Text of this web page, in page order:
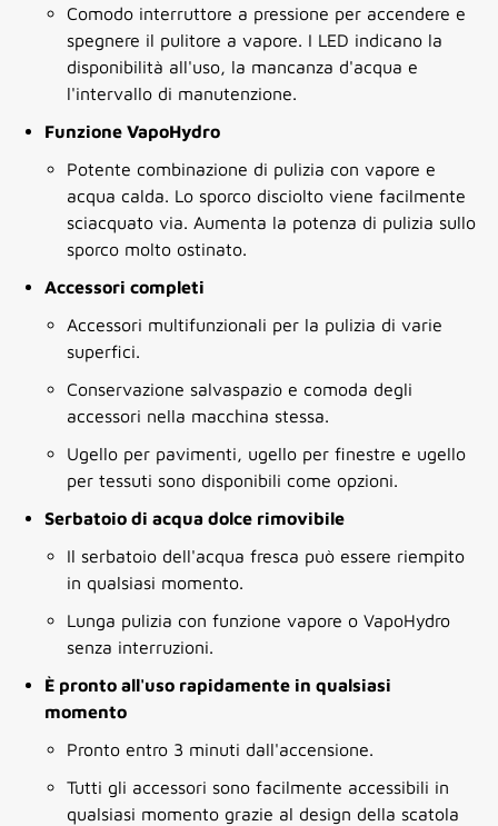
Comodo interruttore a pressione per accendere e
spegnere il pulitore a vapore. I LED indicano la
disponibilità all'uso, la mancanza d'acqua e
l'intervallo di manutenzione.
Funzione VapoHydro
Potente combinazione di pulizia con vapore e
acqua calda. Lo sporco disciolto viene facilmente
sciacquato via. Aumenta la potenza di pulizia sullo
sporco molto ostinato.
Accessori completi
Accessori multifunzionali per la pulizia di varie
superfici.
Conservazione salvaspazio e comoda degli
accessori nella macchina stessa.
Ugello per pavimenti, ugello per finestre e ugello
per tessuti sono disponibili come opzioni.
Serbatoio di acqua dolce rimovibile
Il serbatoio dell'acqua fresca può essere riempito
in qualsiasi momento.
Lunga pulizia con funzione vapore o VapoHydro
senza interruzioni.
È pronto all'uso rapidamente in qualsiasi
momento
Pronto entro 3 minuti dall'accensione.
Tutti gli accessori sono facilmente accessibili in
qualsiasi momento grazie al design della scatola